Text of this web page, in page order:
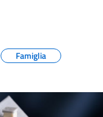
Famiglia